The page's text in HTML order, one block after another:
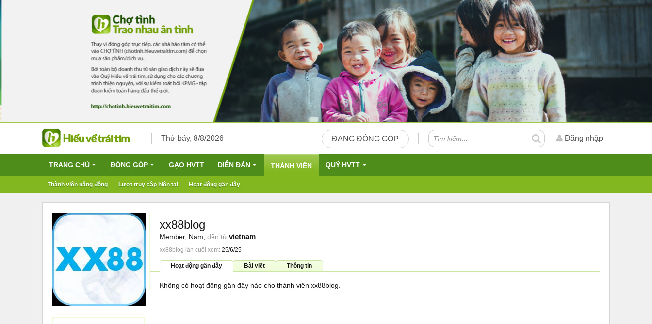
Thứ bảy, 8/8/2026 ĐANG ĐÓNG GÓP Đăng nhập
TRANG CHỦ ĐÓNG GÓP GẠO HVTT DIỄN ĐÀN THÀNH VIÊN
Thành viên năng động Lượt truy cập hiện tại Hoạt động gần đây
QUỸ HVTT
xx88blog
Member, Nam, đến từ vietnam
xx88blog lần cuối xem: 25/6/25
Hoạt động gần đây Bài viết Thông tin
Không có hoạt động gần đây nào cho thành viên xx88blog.